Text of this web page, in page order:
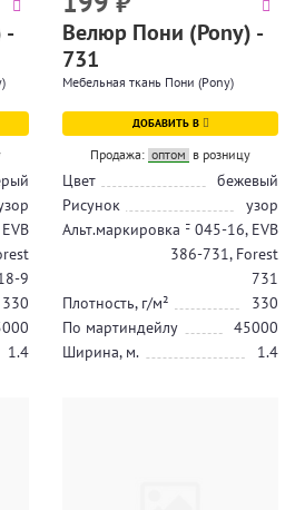
-
9
330
1.4
Велюр Пони (Pony) -
731
Мебельная ткань Пони (Pony)
ДОБАВИТЬ В
Продажа: оптом в розницу
Цвет
бежевый
Рисунок
узор
Альт.маркировкаCF 045-16, EVB
386-731, Forest
731
Плотность, г/м²
330
По мартиндейлу
45000
Ширина, м.
1.4